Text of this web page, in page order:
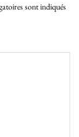
sont indiqués